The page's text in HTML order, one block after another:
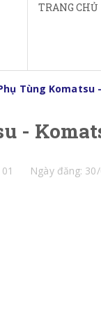
TRANG CHỦ
Tùng Komatsu
-
Ngày đăng: